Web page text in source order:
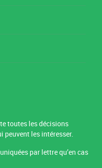
toutes les décisions
peuvent les intéresser.
par lettre qu’en cas